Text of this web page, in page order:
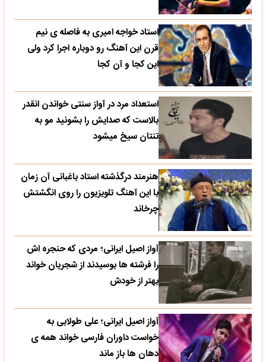
استاد خواجه امیری به فاصله ی نیم
قرن این آهنگ رو دوباره اجرا کرد ولی
این کجا و آن کجا
استعداد مرد در آواز سنتی خواندن انقدر
بالاست که صدایش را بشونید مو به
تنتان سیخ میشود
هنرمند درگذشته استاد باغبانی آن زمان
با این آهنگ تلویزیون را روی انگشتش
چرخاند
آواز اصیل ایرانی؛ مردی که حنجره اش
را فرشته ها بوسیدند از شجریان خواند
بهتر از خودش
آواز اصیل ایرانی؛ علی طولابی به
خواست داوران فارسی خواند همه ی
دهان ها باز ماند